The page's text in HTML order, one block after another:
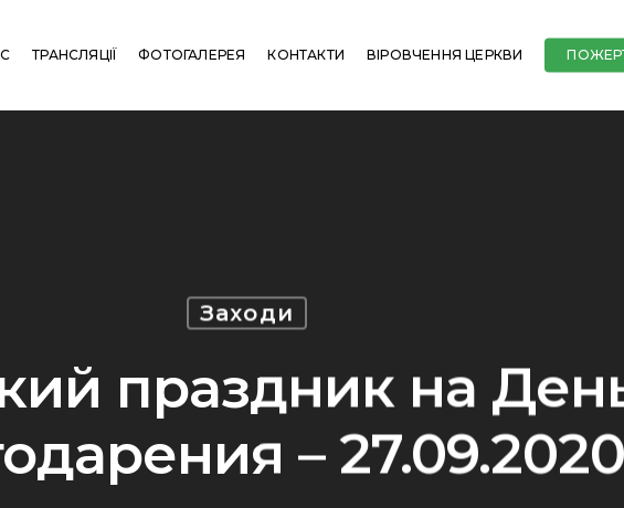
ТРАНСЛЯЦІЇ ФОТОГАЛЕРЕЯ КОНТАКТИ ВІРОВЧЕННЯ ЦЕРКВИ
Заходи
праздник на
– 27.09.2020